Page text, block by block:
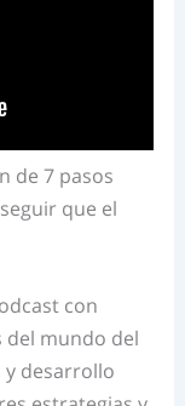
de 7 pasos
que el
con
del mundo del
desarrollo